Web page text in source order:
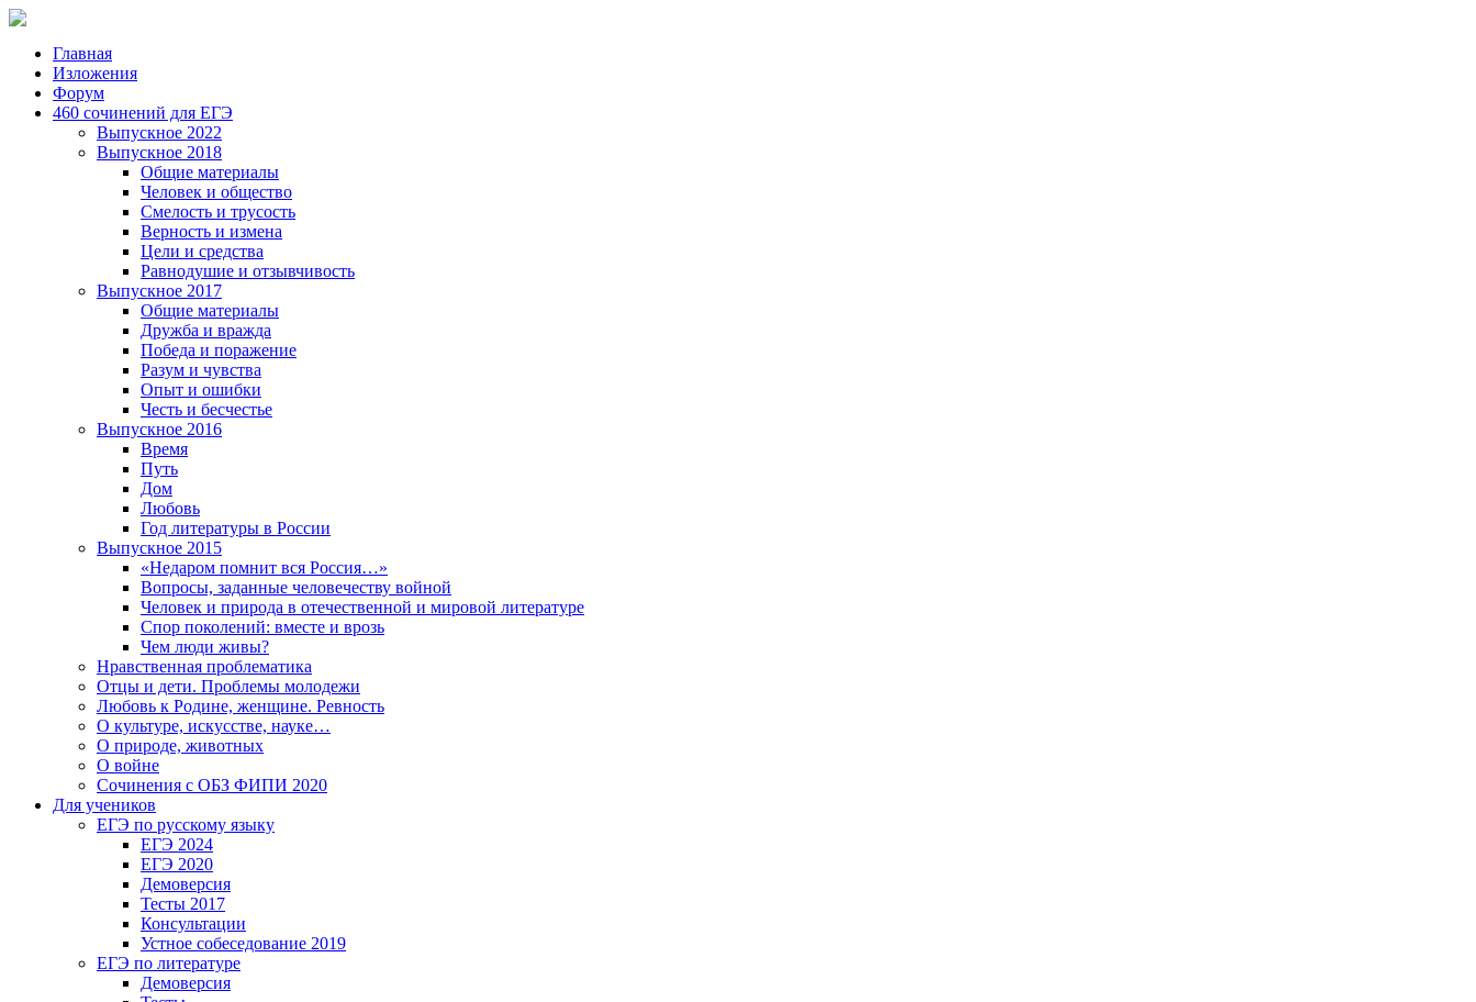
Главная
Изложения
Форум
460 сочинений для ЕГЭ
Выпускное 2022
Выпускное 2018
Общие материалы
Человек и общество
Смелость и трусость
Верность и измена
Цели и средства
Равнодушие и отзывчивость
Выпускное 2017
Общие материалы
Дружба и вражда
Победа и поражение
Разум и чувства
Опыт и ошибки
Честь и бесчестье
Выпускное 2016
Время
Путь
Дом
Любовь
Год литературы в России
Выпускное 2015
«Недаром помнит вся Россия…»
Вопросы, заданные человечеству войной
Человек и природа в отечественной и мировой литературе
Спор поколений: вместе и врозь
Чем люди живы?
Нравственная проблематика
Отцы и дети. Проблемы молодежи
Любовь к Родине, женщине. Ревность
О культуре, искусстве, науке…
О природе, животных
О войне
Сочинения с ОБЗ ФИПИ 2020
Для учеников
ЕГЭ по русскому языку
ЕГЭ 2024
ЕГЭ 2020
Демоверсия
Тесты 2017
Консультации
Устное собеседование 2019
ЕГЭ по литературе
Демоверсия